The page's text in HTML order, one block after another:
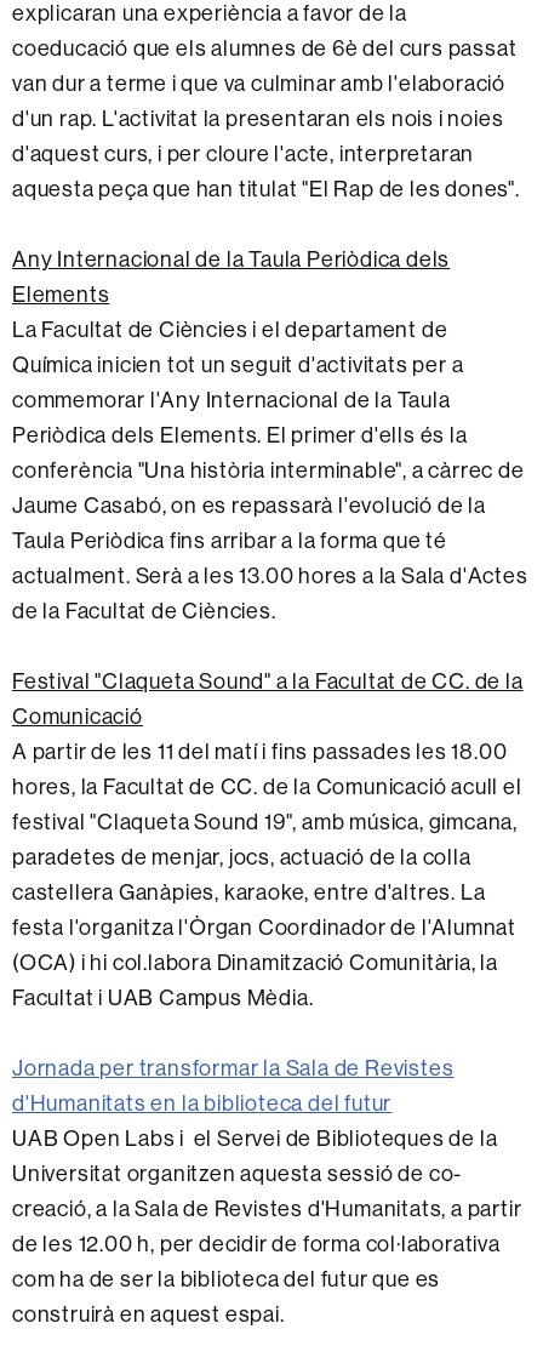
explicaran una experiència a favor de la
coeducació que els alumnes de 6è del curs passat
van dur a terme i que va culminar amb l'elaboració
d'un rap. L'activitat la presentaran els nois i noies
d'aquest curs, i per cloure l'acte, interpretaran
aquesta peça que han titulat "El Rap de les dones".
Any Internacional de la Taula Periòdica dels
Elements
La Facultat de Ciències i el departament de
Química inicien tot un seguit d'activitats per a
commemorar l'Any Internacional de la Taula
Periòdica dels Elements. El primer d'ells és la
conferència "Una història interminable", a càrrec de
Jaume Casabó, on es repassarà l'evolució de la
Taula Periòdica fins arribar a la forma que té
actualment. Serà a les 13.00 hores a la Sala d'Actes
de la Facultat de Ciències.
Festival "Claqueta Sound" a la Facultat de CC. de la
Comunicació
A partir de les 11 del matí i fins passades les 18.00
hores, la Facultat de CC. de la Comunicació acull el
festival "Claqueta Sound 19", amb música, gimcana,
paradetes de menjar, jocs, actuació de la colla
castellera Ganàpies, karaoke, entre d'altres. La
festa l'organitza l'Òrgan Coordinador de l'Alumnat
(OCA) i hi col.labora Dinamització Comunitària, la
Facultat i UAB Campus Mèdia.
Jornada per transformar la Sala de Revistes
d'Humanitats en la biblioteca del futur
UAB Open Labs i el Servei de Biblioteques de la
Universitat organitzen aquesta sessió de co-
creació, a la Sala de Revistes d'Humanitats, a partir
de les 12.00 h, per decidir de forma col·laborativa
com ha de ser la biblioteca del futur que es
construirà en aquest espai.